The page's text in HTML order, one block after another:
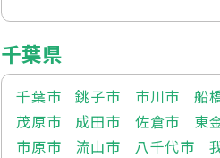
千葉県
千葉市 銚子市 市川市 船
茂原市
成田市 佐倉市 東
市原市
流山市 八千代市